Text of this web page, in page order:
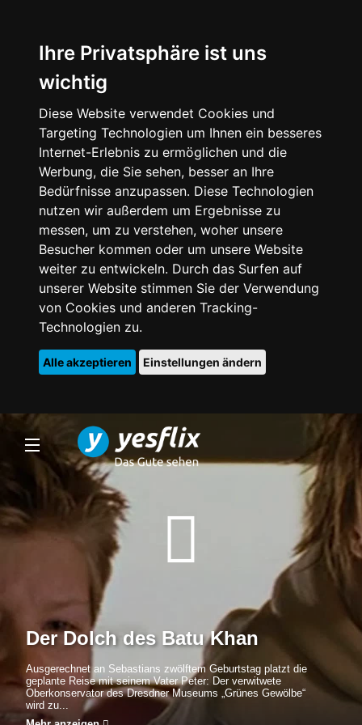
Ihre Privatsphäre ist uns
wichtig
Diese Website verwendet Cookies und
Targeting Technologien um Ihnen ein besseres
Internet-Erlebnis zu ermöglichen und die
Werbung, die Sie sehen, besser an Ihre
Bedürfnisse anzupassen. Diese Technologien
nutzen wir außerdem um Ergebnisse zu
messen, um zu verstehen, woher unsere
Besucher kommen oder um unsere Website
weiter zu entwickeln. Durch das Surfen auf
unserer Website stimmen Sie der Verwendung
von Cookies und anderen Tracking-
Technologien zu.
Alle akzeptieren Einstellungen ändern
Der Dolch des Batu Khan
Ausgerechnet an Sebastians zwölftem Geburtstag platzt die
geplante Reise mit seinem Vater Peter: Der verwitwete
Oberkonservator des Dresdner Museums „Grünes Gewölbe“
wird zu...